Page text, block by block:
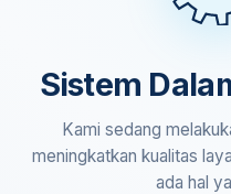
Sistem
Kami sedang
meningkatkan kualitas
ada hal